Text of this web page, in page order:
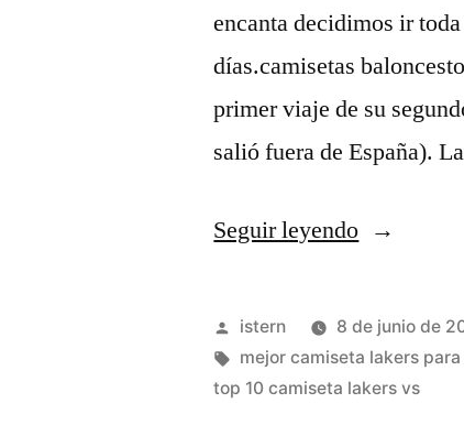
encanta decidimos ir
días.camisetas
primer viaje de su
salió fuera de España).
Seguir leyendo«Tienda
angeles
lakers
camiseta»
Publicado
por
istern 8 de junio de
Etiquetas:
mejor camiseta lakers
top 10 camiseta lakers vs